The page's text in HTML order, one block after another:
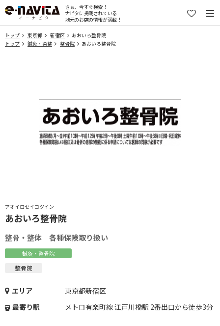
さぁ、今すぐ検索！
ナビタに掲載されている
地元のお店の情報が満載！
トップ 東京都 新宿区
あおいろ整骨院
トップ
鍼灸・柔整 整骨院 あおいろ整骨院
アオイロセイコツイン
あおいろ整骨院
整骨・整体 各種保険取り扱い
鍼灸・整骨院
整骨院
エリア
東京都新宿区
最寄り駅
メトロ有楽町線 江戸川橋駅 2番出口から徒歩3分